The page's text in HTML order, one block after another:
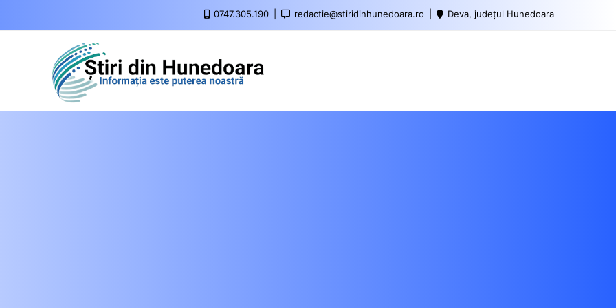
0747.305.190 redactie@stiridinhunedoara.ro Deva, județul Hunedoara